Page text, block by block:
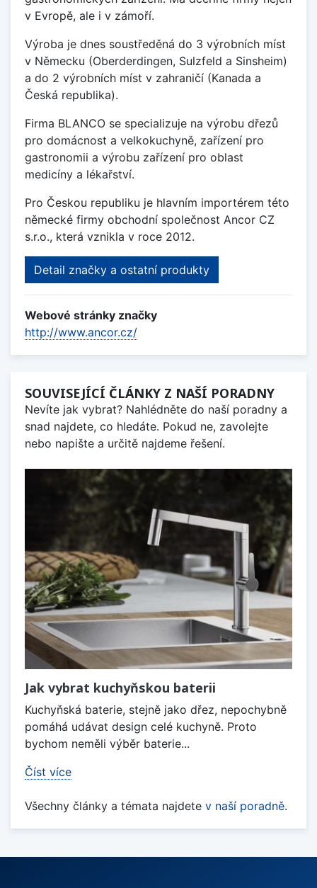
v Evropě, ale i v zámoří.
Výroba je dnes soustředěná do 3 výrobních míst
v Německu (Oberderdingen, Sulzfeld a Sinsheim)
a do 2 výrobních míst v zahraničí (Kanada a
Česká republika).
Firma BLANCO se specializuje na výrobu dřezů
pro domácnost a velkokuchyně, zařízení pro
gastronomii a výrobu zařízení pro oblast
medicíny a lékařství.
Pro Českou republiku je hlavním importérem této
německé firmy obchodní společnost Ancor CZ
s.r.o., která vznikla v roce 2012.
Detail značky a ostatní produkty
Webové stránky značky
http://www.ancor.cz/
SOUVISEJÍCÍ ČLÁNKY Z NAŠÍ PORADNY
Nevíte jak vybrat? Nahlédněte do naší poradny a
snad najdete, co hledáte. Pokud ne, zavolejte
nebo napište a určitě najdeme řešení.
Jak vybrat kuchyňskou baterii
Kuchyňská baterie, stejně jako dřez, nepochybně
pomáhá udávat design celé kuchyně. Proto
bychom neměli výběr baterie...
Číst více
Všechny články a témata najdete v naší poradně.